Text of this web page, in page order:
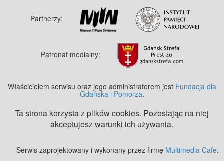
Partnerzy:
Patronat medialny:
Właścicielem serwisu oraz jego administratorem jest Fundacja dla
Gdańska i Pomorza.
Ta strona korzysta z plików cookies. Pozostając na niej
akceptujesz warunki ich używania.
Serwis zaprojektowany i wykonany przez firmę Multimedia Cafe.